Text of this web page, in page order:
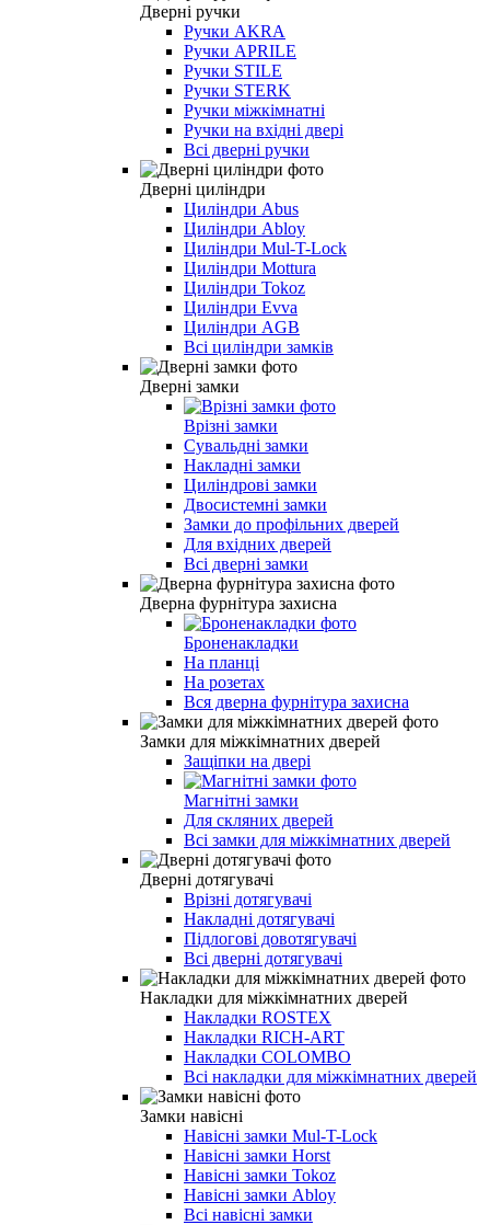
Дверні ручки
Ручки AKRA
Ручки APRILE
Ручки STILE
Ручки STERK
Ручки міжкімнатні
Ручки на вхідні двері
Всі дверні ручки
Дверні циліндри
Циліндри Abus
Циліндри Abloy
Циліндри Mul-T-Lock
Циліндри Mottura
Циліндри Tokoz
Циліндри Evva
Циліндри AGB
Всі циліндри замків
Дверні замки
Врізні замки
Сувальдні замки
Накладні замки
Циліндрові замки
Двосистемні замки
Замки до профільних дверей
Для вхідних дверей
Всі дверні замки
Дверна фурнітура захисна
Броненакладки
На планці
На розетах
Вся дверна фурнітура захисна
Замки для міжкімнатних дверей
Защіпки на двері
Магнітні замки
Для скляних дверей
Всі замки для міжкімнатних дверей
Дверні дотягувачі
Врізні дотягувачі
Накладні дотягувачі
Підлогові довотягувачі
Всі дверні дотягувачі
Накладки для міжкімнатних дверей
Накладки ROSTEX
Накладки RICH-ART
Накладки COLOMBO
Всі накладки для міжкімнатних дверей
Замки навісні
Навісні замки Mul-T-Lock
Навісні замки Horst
Навісні замки Tokoz
Навісні замки Abloy
Всі навісні замки